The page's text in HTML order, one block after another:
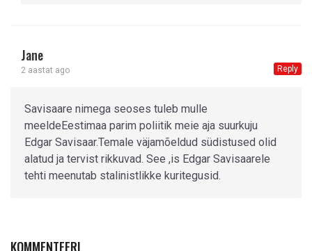
Jane
2 aastat ago Reply
Savisaare nimega seoses tuleb mulle
meeldeEestimaa parim poliitik meie aja suurkuju
Edgar Savisaar.Temale väjamõeldud südistused olid
alatud ja tervist rikkuvad. See ,is Edgar Savisaarele
tehti meenutab stalinistlikke kuritegusid.
KOMMENTEERI